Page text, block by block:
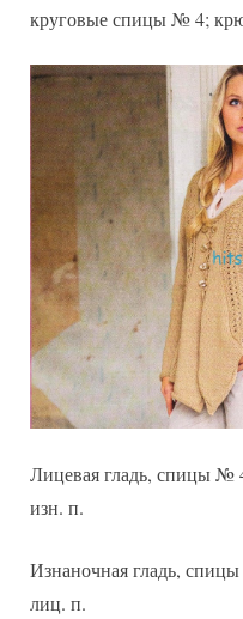
круговые спицы № 4;
Лицевая гладь, спицы №
изн. п.
Изнаночная гладь,
лиц. п.